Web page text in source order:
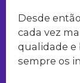
Desde
cada vez
qualidade e
sempre os